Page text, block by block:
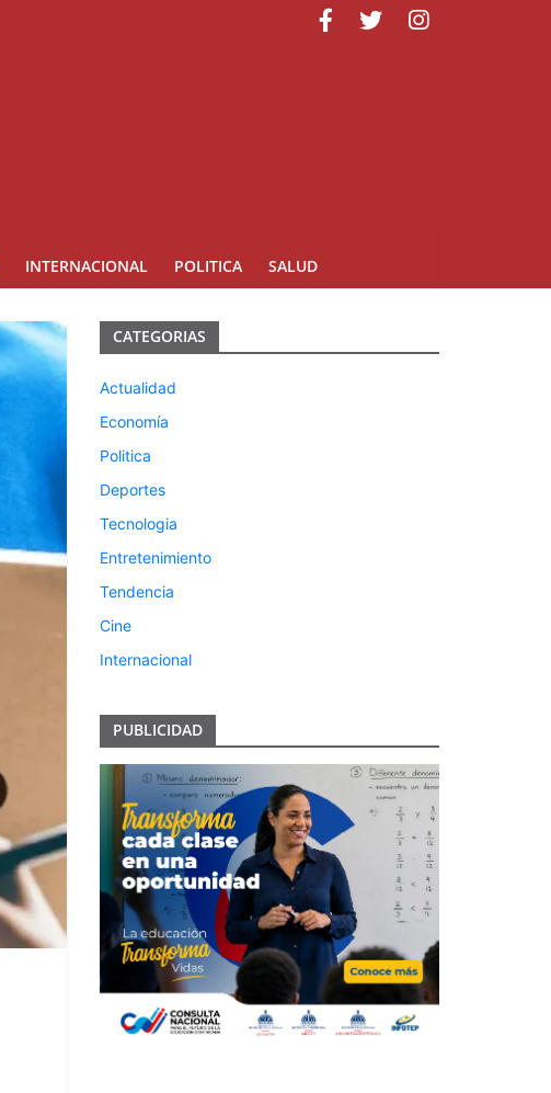
INTERNACIONAL POLITICA SALUD
CATEGORIAS
Actualidad
Economía
Politica
Deportes
Tecnologia
Entretenimiento
Tendencia
Cine
Internacional
PUBLICIDAD